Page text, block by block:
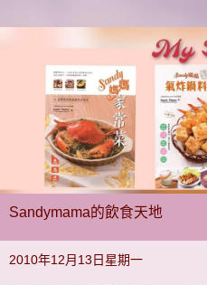
Sandymama的飲食天地
2010年12月13日星期一